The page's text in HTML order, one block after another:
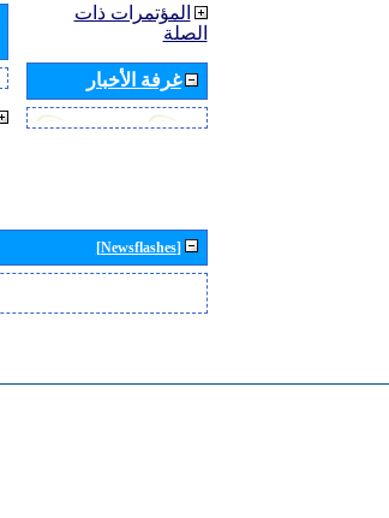
المؤتمرات ذات
الصلة
غرفة الأخبار
[Newsflashes]